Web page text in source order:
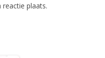
reactie plaats.